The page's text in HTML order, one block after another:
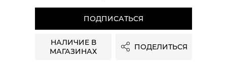
ПОДПИСАТЬСЯ
НАЛИЧИЕ В
МАГАЗИНАХ
ПОДЕЛИТЬСЯ